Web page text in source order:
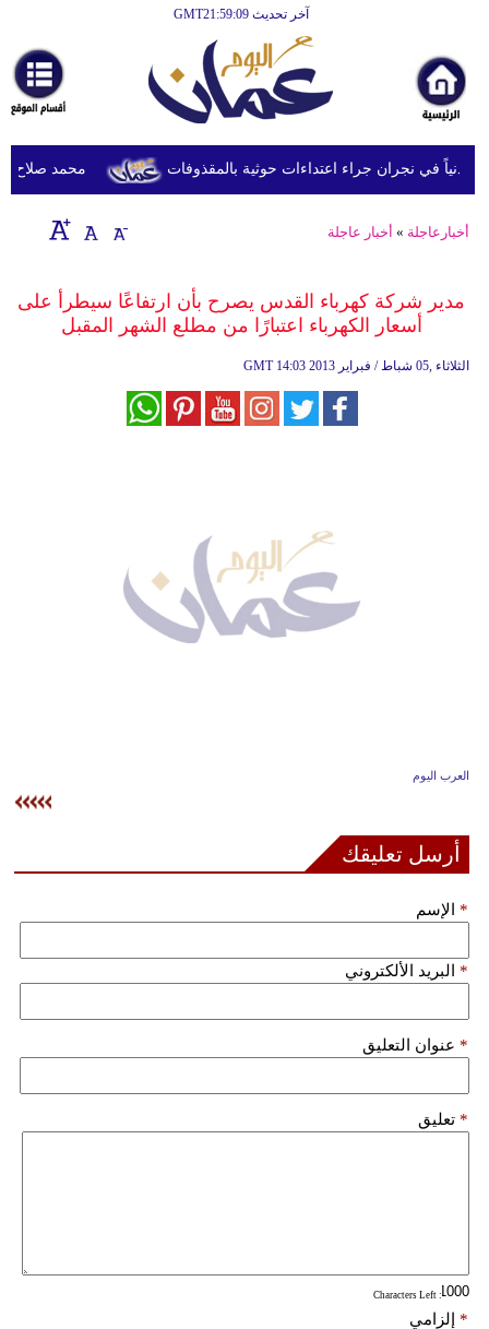
آخر تحديث GMT21:59:09
أخبارعاجلة
رياضة
ثقافة
إقتصاد
وموسيقى
بيئة
أبراج
سيارات
محمد صلاح يصل
أخبارعاجلة » أخبار عاجلة
مدير شركة كهرباء القدس يصرح بأن ارتفاعًا سيطرأ على
أسعار الكهرباء اعتبارًا من مطلع الشهر المقبل
GMT 14:03 2013 الثلاثاء ,05 شباط / فبراير
العرب اليوم
أرسل تعليقك
الإسم *
البريد الألكتروني *
عنوان التعليق *
تعليق *
: Characters Left
إلزامي *